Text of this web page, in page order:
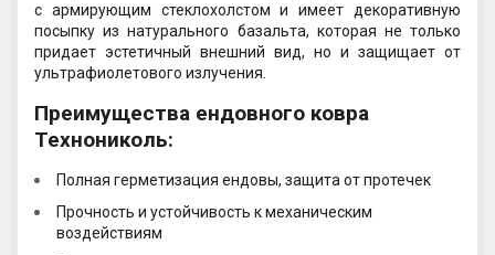
с армирующим стеклохолстом и имеет декоративную
посыпку из натурального базальта, которая не только
придает эстетичный внешний вид, но и защищает от
ультрафиолетового излучения.
Преимущества ендовного ковра
Технониколь:
Полная герметизация ендовы, защита от протечек
Прочность и устойчивость к механическим
воздействиям